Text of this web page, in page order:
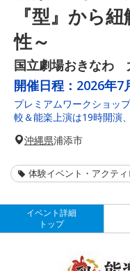
『型』から
性～
国立劇場おきなわ
開催日程： 2026年7
プレミアムワークショッ
較＆能楽上演は19時開演
沖縄県浦添市
体験イベント・アクティ
イベント詳細
トップ